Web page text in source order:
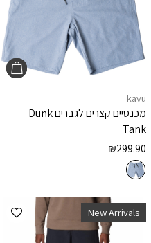
kavu
מכנסיים קצרים לגבריםDunk
Tank
₪299.90
New Arrivals